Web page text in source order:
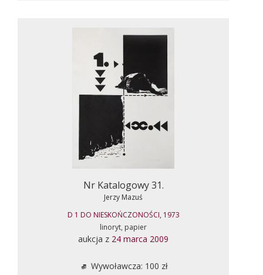
Nr Katalogowy 31.
Jerzy Mazuś
D 1 DO NIESKOŃCZONOŚCI, 1973
linoryt, papier
aukcja z 24 marca 2009
Wywoławcza: 100 zł